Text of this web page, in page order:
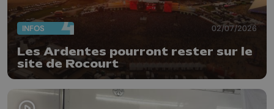
INFOS 02/07/2026
Les Ardentes pourront rester sur le
site de Rocourt